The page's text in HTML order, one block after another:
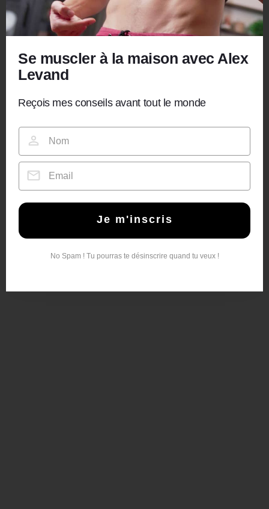
Se muscler à la maison avec Alex
Levand
Reçois mes conseils avant tout le monde
Je m'inscris
No Spam ! Tu pourras te désinscrire quand tu veux !